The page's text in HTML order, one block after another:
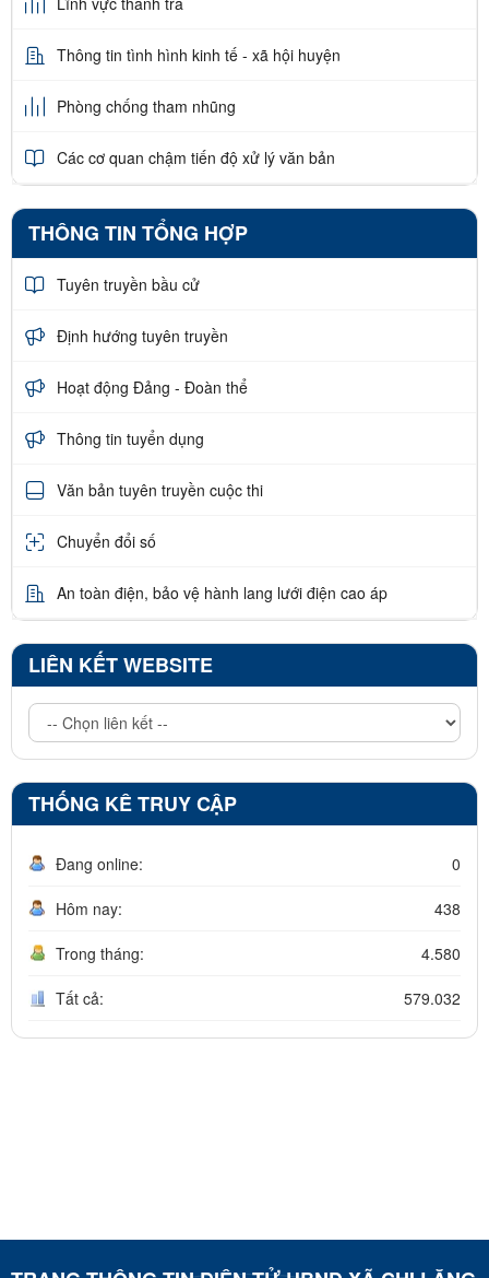
Thông tin tình hình kinh tế - xã hội huyện
Phòng chống tham nhũng
Các cơ quan chậm tiến độ xử lý văn bản
THÔNG TIN TỔNG HỢP
Tuyên truyền bầu cử
Định hướng tuyên truyền
Hoạt động Đảng - Đoàn thể
Thông tin tuyển dụng
Văn bản tuyên truyền cuộc thi
Chuyển đổi số
An toàn điện, bảo vệ hành lang lưới điện cao áp
LIÊN KẾT WEBSITE
THỐNG KÊ TRUY CẬP
Đang online: 0
Hôm nay: 438
Trong tháng: 4.580
Tất cả: 579.032